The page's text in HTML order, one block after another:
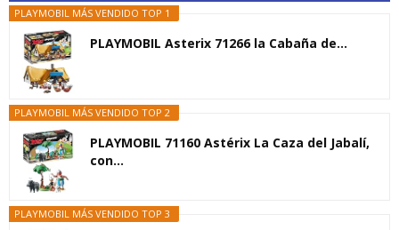
PLAYMOBIL MÁS VENDIDO TOP 1
PLAYMOBIL Asterix 71266 la Cabaña de...
PLAYMOBIL MÁS VENDIDO TOP 2
PLAYMOBIL 71160 Astérix La Caza del Jabalí,
con...
PLAYMOBIL MÁS VENDIDO TOP 3